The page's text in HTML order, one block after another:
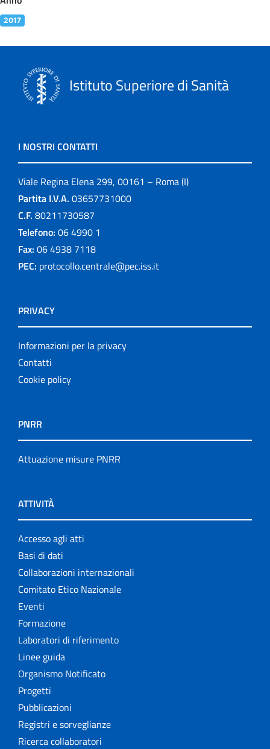
2017
Istituto Superiore di Sanità
I NOSTRI CONTATTI
Viale Regina Elena 299, 00161 – Roma (I)
Partita I.V.A. 03657731000
C.F. 80211730587
Telefono: 06 4990 1
Fax: 06 4938 7118
PEC: protocollo.centrale@pec.iss.it
PRIVACY
Informazioni per la privacy
Contatti
Cookie policy
PNRR
Attuazione misure PNRR
ATTIVITÀ
Accesso agli atti
Basi di dati
Collaborazioni internazionali
Comitato Etico Nazionale
Eventi
Formazione
Laboratori di riferimento
Linee guida
Organismo Notificato
Progetti
Pubblicazioni
Registri e sorveglianze
Ricerca collaboratori